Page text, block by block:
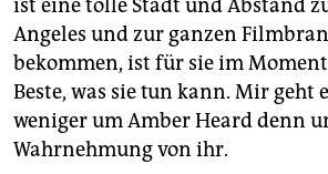
ist eine tolle Stadt und Abstand
Angeles und zur ganzen
bekommen, ist für sie im
Beste, was sie tun kann. Mir geht
weniger um Amber Heard denn
Wahrnehmung von ihr.